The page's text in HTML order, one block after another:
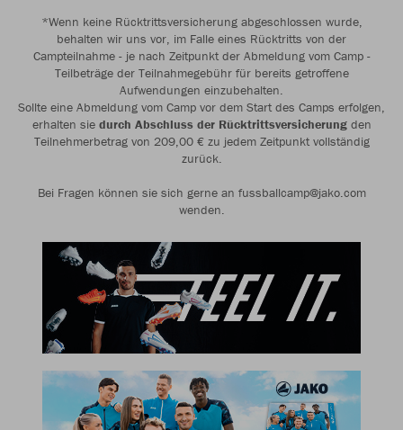
*Wenn keine Rücktrittsversicherung abgeschlossen wurde,
behalten wir uns vor, im Falle eines Rücktritts von der
Campteilnahme - je nach Zeitpunkt der Abmeldung vom Camp -
Teilbeträge der Teilnahmegebühr für bereits getroffene
Aufwendungen einzubehalten.
Sollte eine Abmeldung vom Camp vor dem Start des Camps erfolgen,
erhalten sie durch Abschluss der Rücktrittsversicherungden
Teilnehmerbetrag von 209,00 € zu jedem Zeitpunkt vollständig
zurück.
Bei Fragen können sie sich gerne an fussballcamp@jako.com
wenden.